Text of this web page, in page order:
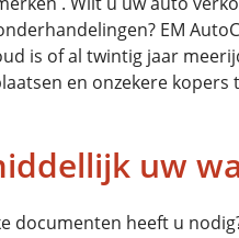
EM
is of al twintig jaar
en onzekere kopers
uw
documenten heeft u